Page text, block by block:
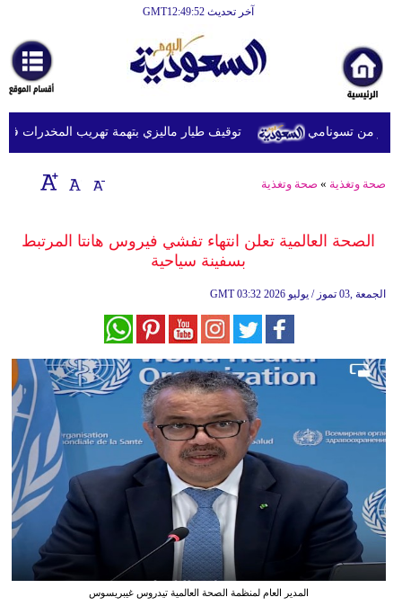
آخر تحديث GMT12:49:52
أخبارعاجلة
رياضة
ثقافة
إقتصاد
وموسيقى
سياحة
وسفر
ديكور
أخبار
إعلام
تعليم
توقيف طيار ماليزي بتهمة تهريب المخدرات في
صحة وتغذية » صحة وتغذية
الصحة العالمية تعلن انتهاء تفشي فيروس هانتا المرتبط
بسفينة سياحية
GMT 03:32 2026 الجمعة ,03 تموز / يوليو
المدير العام لمنظمة الصحة العالمية تيدروس غيبريسوس